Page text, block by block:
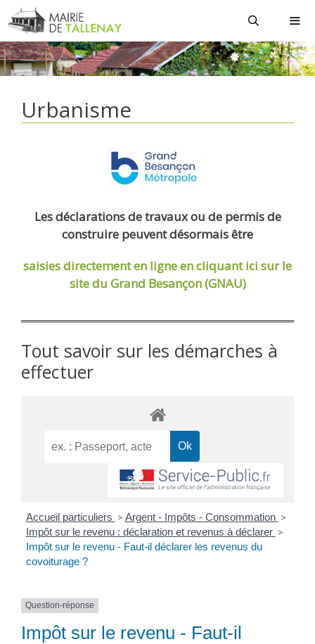
Aller
au
contenu
Urbanisme
Les déclarations de travaux ou de permis de
construire peuvent désormais être
saisies directement en ligneen cliquant ici sur le
site du Grand Besançon (GNAU)
Tout savoir sur les démarches à
effectuer
Accueil particuliers > Argent - Impôts - Consommation >
Impôt sur le revenu : déclaration et revenus à déclarer >
Impôt sur le revenu - Faut-il déclarer les revenus du
covoiturage ?
Question-réponse
Impôt sur le revenu - Faut-il